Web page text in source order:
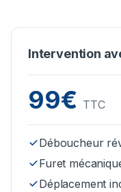
Intervention
99€ TTC
Déboucheur
Furet
Déplacement